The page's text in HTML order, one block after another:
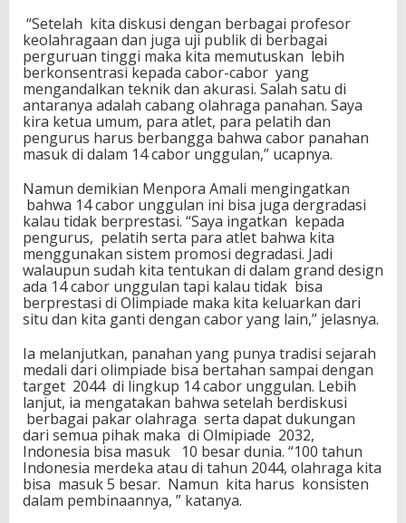
a
d
e
T
o
k
y
o
“Setelah kita diskusi dengan berbagai profesor
keolahragaan dan juga uji publik di berbagai
perguruan tinggi maka kita memutuskan lebih
berkonsentrasi kepada cabor-cabor yang
mengandalkan teknik dan akurasi. Salah satu di
antaranya adalah cabang olahraga panahan. Saya
kira ketua umum, para atlet, para pelatih dan
pengurus harus berbangga bahwa cabor panahan
masuk di dalam 14 cabor unggulan,” ucapnya.
Namun demikian Menpora Amali mengingatkan
bahwa 14 cabor unggulan ini bisa juga dergradasi
kalau tidak berprestasi. “Saya ingatkan kepada
pengurus, pelatih serta para atlet bahwa kita
menggunakan sistem promosi degradasi. Jadi
walaupun sudah kita tentukan di dalam grand design
ada 14 cabor unggulan tapi kalau tidak bisa
berprestasi di Olimpiade maka kita keluarkan dari
situ dan kita ganti dengan cabor yang lain,” jelasnya.
Ia melanjutkan, panahan yang punya tradisi sejarah
medali dari olimpiade bisa bertahan sampai dengan
target 2044 di lingkup 14 cabor unggulan. Lebih
lanjut, ia mengatakan bahwa setelah berdiskusi
berbagai pakar olahraga serta dapat dukungan
dari semua pihak maka di Olmipiade 2032,
Indonesia bisa masuk 10 besar dunia. “100 tahun
Indonesia merdeka atau di tahun 2044, olahraga kita
bisa masuk 5 besar. Namun kita harus konsisten
dalam pembinaannya, ” katanya.